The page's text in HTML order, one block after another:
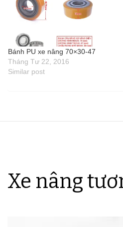
Bánh PU xe nâng 70×30-47
Tháng Tư 22, 2016
Similar post
Xe nâng